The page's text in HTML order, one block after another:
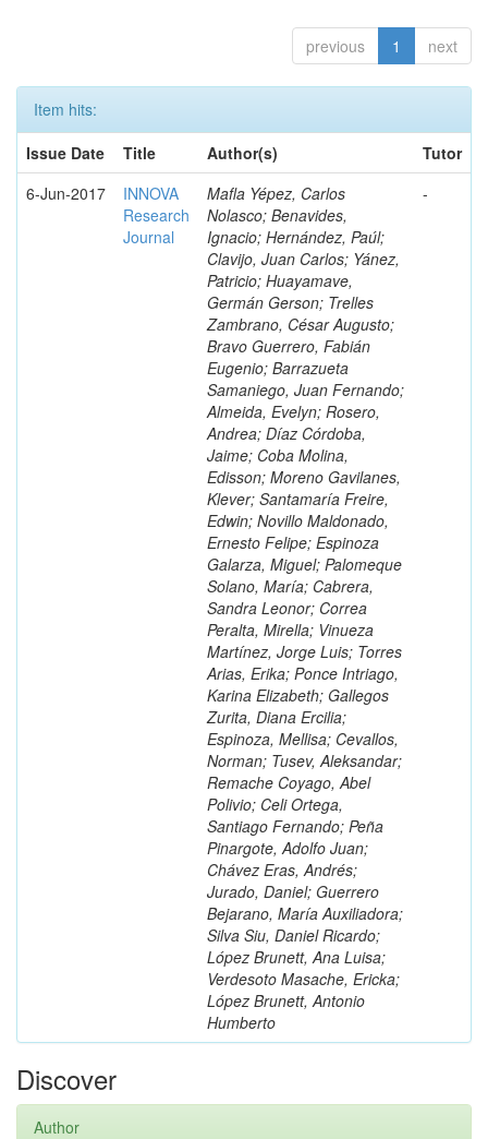
previous 1 next
Item hits:
Issue Date
Title Author(s)
Tutor
6-Jun-2017
INNOVA
Research
Journal
Mafla Yépez, Carlos
Nolasco; Benavides,
Ignacio; Hernández, Paúl;
Clavijo, Juan Carlos; Yánez,
Patricio; Huayamave,
Germán Gerson; Trelles
Zambrano, César Augusto;
Bravo Guerrero, Fabián
Eugenio; Barrazueta
Samaniego, Juan Fernando;
Almeida, Evelyn; Rosero,
Andrea; Díaz Córdoba,
Jaime; Coba Molina,
Edisson; Moreno Gavilanes,
Klever; Santamaría Freire,
Edwin; Novillo Maldonado,
Ernesto Felipe; Espinoza
Galarza, Miguel; Palomeque
Solano, María; Cabrera,
Sandra Leonor; Correa
Peralta, Mirella; Vinueza
Martínez, Jorge Luis; Torres
Arias, Erika; Ponce Intriago,
Karina Elizabeth; Gallegos
Zurita, Diana Ercilia;
Espinoza, Mellisa; Cevallos,
Norman; Tusev, Aleksandar;
Remache Coyago, Abel
Polivio; Celi Ortega,
Santiago Fernando; Peña
Pinargote, Adolfo Juan;
Chávez Eras, Andrés;
Jurado, Daniel; Guerrero
Bejarano, María Auxiliadora;
Silva Siu, Daniel Ricardo;
López Brunett, Ana Luisa;
Verdesoto Masache, Ericka;
López Brunett, Antonio
Humberto
-
Discover
Author